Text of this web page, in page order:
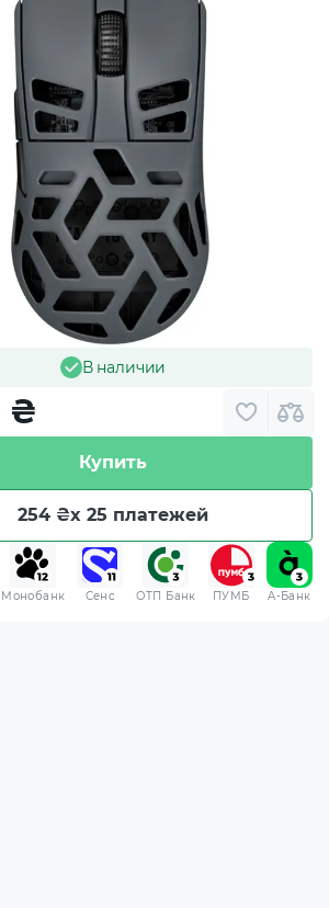
В наличии
₴
Купить
254 ₴x 25 платежей
Монобанк Сенс ОТП Банк ПУМБ A-Банк